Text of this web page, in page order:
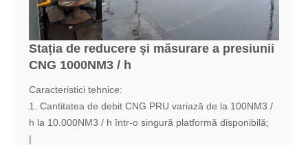
Stația de reducere și măsurare a presiunii
CNG 1000NM3 / h
Caracteristici tehnice:
1. Cantitatea de debit CNG PRU variază de la 100NM3 /
h la 10.000NM3 / h într-o singură platformă disponibilă;
|